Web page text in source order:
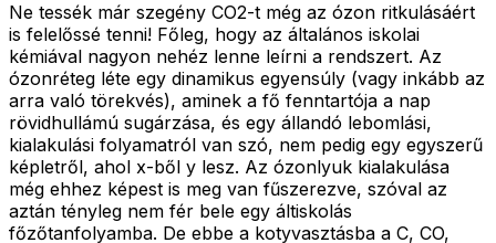
Ne tessék már szegény CO2-t még az ózon ritkulásáért
is felelőssé tenni! Főleg, hogy az általános iskolai
kémiával nagyon nehéz lenne leírni a rendszert. Az
ózonréteg léte egy dinamikus egyensúly (vagy inkább az
arra való törekvés), aminek a fő fenntartója a nap
rövidhullámú sugárzása, és egy állandó lebomlási,
kialakulási folyamatról van szó, nem pedig egy egyszerű
képletről, ahol x-ből y lesz. Az ózonlyuk kialakulása
még ehhez képest is meg van fűszerezve, szóval az
aztán tényleg nem fér bele egy áltiskolás
főzőtanfolyamba. De ebbe a kotyvasztásba a C, CO,